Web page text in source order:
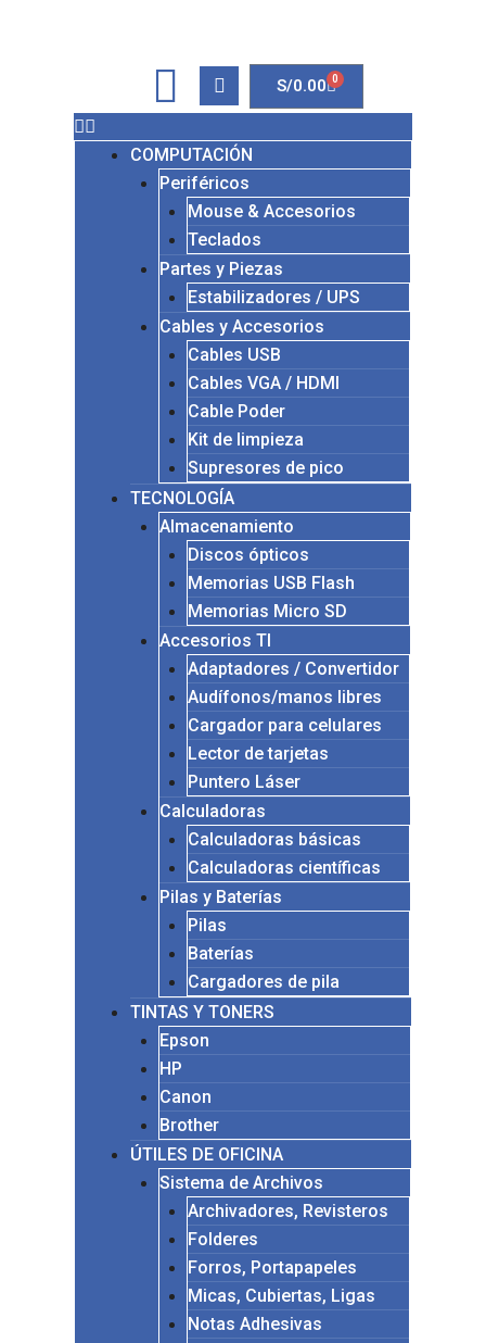
S/0.00 0
COMPUTACIÓN
Periféricos
Mouse & Accesorios
Teclados
Partes y Piezas
Estabilizadores / UPS
Cables y Accesorios
Cables USB
Cables VGA / HDMI
Cable Poder
Kit de limpieza
Supresores de pico
TECNOLOGÍA
Almacenamiento
Discos ópticos
Memorias USB Flash
Memorias Micro SD
Accesorios TI
Adaptadores / Convertidor
Audífonos/manos libres
Cargador para celulares
Lector de tarjetas
Puntero Láser
Calculadoras
Calculadoras básicas
Calculadoras científicas
Pilas y Baterías
Pilas
Baterías
Cargadores de pila
TINTAS Y TONERS
Epson
HP
Canon
Brother
ÚTILES DE OFICINA
Sistema de Archivos
Archivadores, Revisteros
Folderes
Forros, Portapapeles
Micas, Cubiertas, Ligas
Notas Adhesivas